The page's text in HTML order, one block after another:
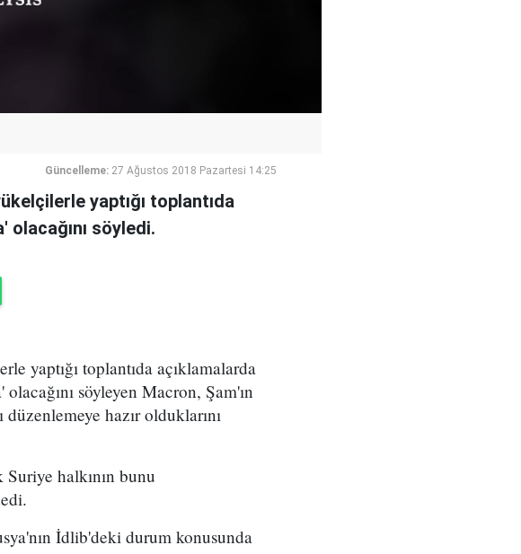
Güncelleme: 27 Ağustos 2018 Pazartesi 14:25
yaptığı toplantıda
söyledi.
yaptığı toplantıda açıklamalarda
söyleyen Macron, Şam'ın
hazır olduklarını
halkının bunu
İdlib'deki durum konusunda